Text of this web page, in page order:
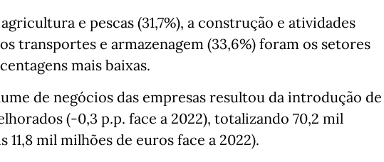
e pescas (31,7%), a construção e atividades
transportes e armazenagem (33,6%) foram os setores
mais baixas.
de negócios das empresas resultou da introdução de
(-0,3 p.p. face a 2022), totalizando 70,2 mil
11,8 mil milhões de euros face a 2022).